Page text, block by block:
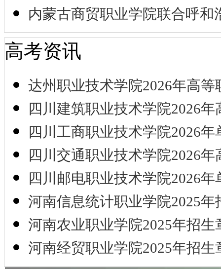
内蒙古商贸职业学院联合呼和
高考资讯
达州职业技术学院2026年高等
四川建筑职业技术学院2026年
四川工商职业技术学院2026年
四川交通职业技术学院2026年
四川邮电职业技术学院2026年
河南信息统计职业学院2025年
河南农业职业学院2025年招生
河南经贸职业学院2025年招生